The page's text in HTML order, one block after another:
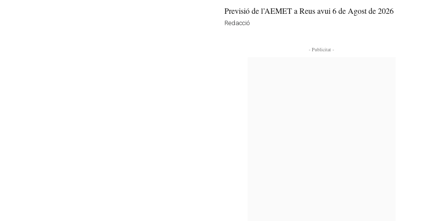
Previsió de l’AEMET a Reus avui 6 de Agost de 2026
Redacció
- Publicitat -